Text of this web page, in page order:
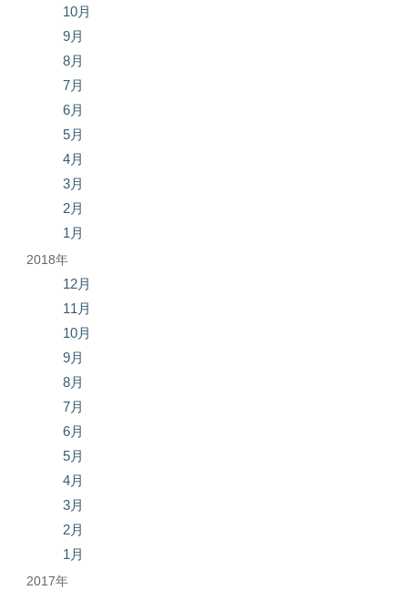
10月
9月
8月
7月
6月
5月
4月
3月
2月
1月
2018年
12月
11月
10月
9月
8月
7月
6月
5月
4月
3月
2月
1月
2017年